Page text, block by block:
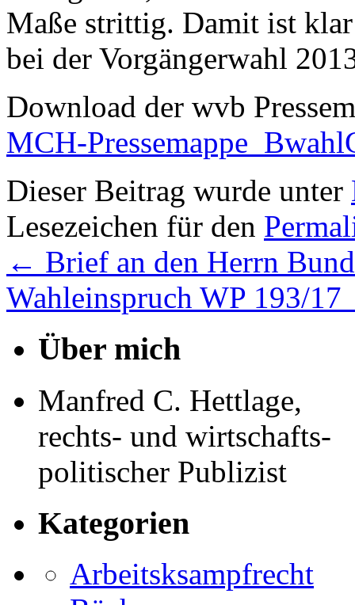
Maße strittig. Damit ist
bei der Vorgängerwahl
Download der wvb
MCH-
Dieser Beitrag wurde unter
Lesezeichen für den
← Brief an den Herrn
Wahleinspruch WP 193/17
Über mich
Manfred C. Hettlage,
rechts- und wirtschafts-
politischer Publizist
Kategorien
Arbeitsksampfrecht